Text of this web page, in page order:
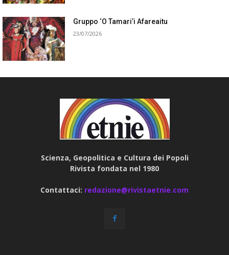
Gruppo ‘O Tamari’i Afareaitu
23/07/2026
Scienza, Geopolitica e Cultura dei Popoli
Rivista fondata nel 1980
Contattaci: redazione@rivistaetnie.com